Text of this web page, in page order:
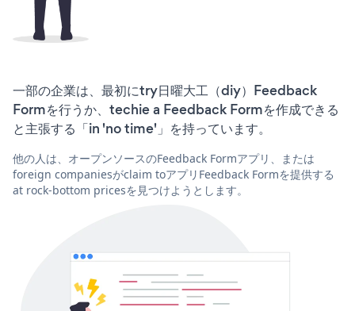
一部の企業は、最初にtry日曜大工（diy）Feedback
Formを行うか、techie a Feedback Formを作成できる
と主張する「in 'no time'」を持っています。
他の人は、オープンソースのFeedback Formアプリ、または
foreign companiesがclaim toアプリFeedback Formを提供する
at rock-bottom pricesを見つけようとします。